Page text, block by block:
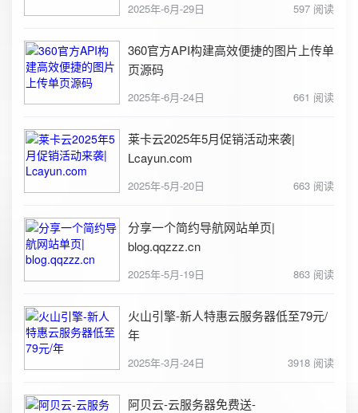
2025年-6月-29日 597 阅读
360官方API构建高效便捷的图片上传单
页源码
2025年-6月-24日 661 阅读
莱卡云2025年5月促销活动来袭|
Lcayun.com
2025年-5月-20日 663 阅读
分享一个简约导航网站单页|
blog.qqzzz.cn
2025年-5月-19日 863 阅读
火山引擎-新人特惠云服务器低至79元/
年
2025年-3月-24日 3918 阅读
阿贝云-云服务器免费送-